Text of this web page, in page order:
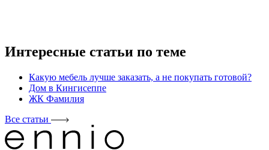
Интересные статьи по теме
Какую мебель лучше заказать, а не покупать готовой?
Дом в Кингисеппе
ЖК Фамилия
Все статьи